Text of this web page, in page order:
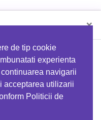
de tip cookie
experienta
navigarii
acceptarea utilizarii
Politicii de
×
folosind codul